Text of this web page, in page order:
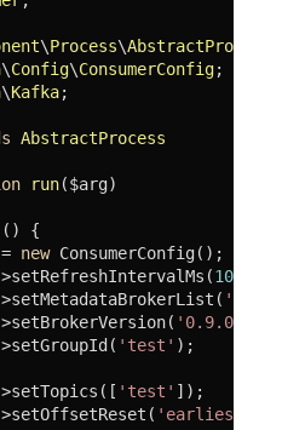
\Process\AbstractProcess
\Config\ConsumerConfig
\Kafka;
AbstractProcess
run($arg)
()
{
new ConsumerConfig();
1000
'0.9.0'
'test' );
'test' ]);
'earliest'